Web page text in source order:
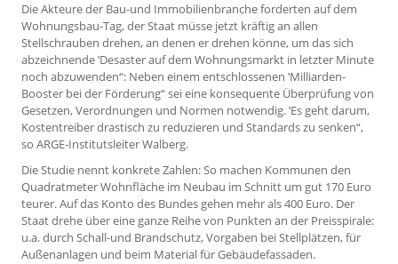
Die Akteure der Bau-und Immobilienbranche forderten auf dem
Wohnungsbau-Tag, der Staat müsse jetzt kräftig an allen
Stellschrauben drehen, an denen er drehen könne, um das sich
abzeichnende ‛Desaster auf dem Wohnungsmarkt in letzter Minute
noch abzuwenden“: Neben einem entschlossenen ‛Milliarden-
Booster bei der Förderung“ sei eine konsequente Überprüfung von
Gesetzen, Verordnungen und Normen notwendig. ‛Es geht darum,
Kostentreiber drastisch zu reduzieren und Standards zu senken“,
so ARGE-Institutsleiter Walberg.
Die Studie nennt konkrete Zahlen: So machen Kommunen den
Quadratmeter Wohnfläche im Neubau im Schnitt um gut 170 Euro
teurer. Auf das Konto des Bundes gehen mehr als 400 Euro. Der
Staat drehe über eine ganze Reihe von Punkten an der Preisspirale:
u.a. durch Schall-und Brandschutz, Vorgaben bei Stellplätzen, für
Außenanlagen und beim Material für Gebäudefassaden.